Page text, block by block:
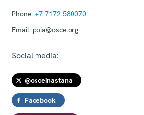
Phone: +7 7172 580070
Email: poia@osce.org
Social media:
@osceinastana
Facebook